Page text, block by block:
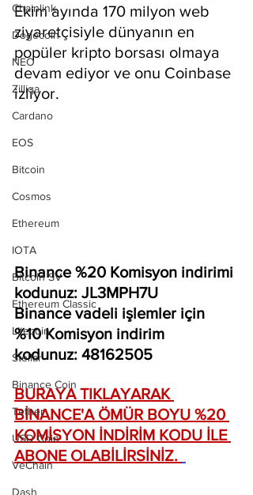
Chainlink
Dogecoin
NEO
Zilliqa
Cardano
EOS
Bitcoin
Cosmos
Ethereum
IOTA
Bitcoin SV
Ethereum Classic
Litecoin
Stellar
Binance Coin
Tether
USD Coin
VeChain
Dash
Ekim ayında 170 milyon web
ziyaretçisiyle dünyanın en
popüler kripto borsası olmaya
devam ediyor ve onu Coinbase
izliyor.
Binance %20 Komisyon indirimi
kodunuz: JL3MPH7U
Binance vadeli işlemler için
%10 Komisyon indirim
kodunuz: 48162505
BURAYA TIKLAYARAK
BİNANCE'A ÖMÜR BOYU %20
KOMİSYON İNDİRİM KODU İLE
ABONE OLABİLİRSİNİZ.